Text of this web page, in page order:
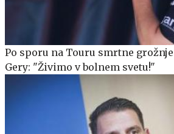
Po sporu na Touru smrtne
Gery: "Živimo v bolnem svetu!"